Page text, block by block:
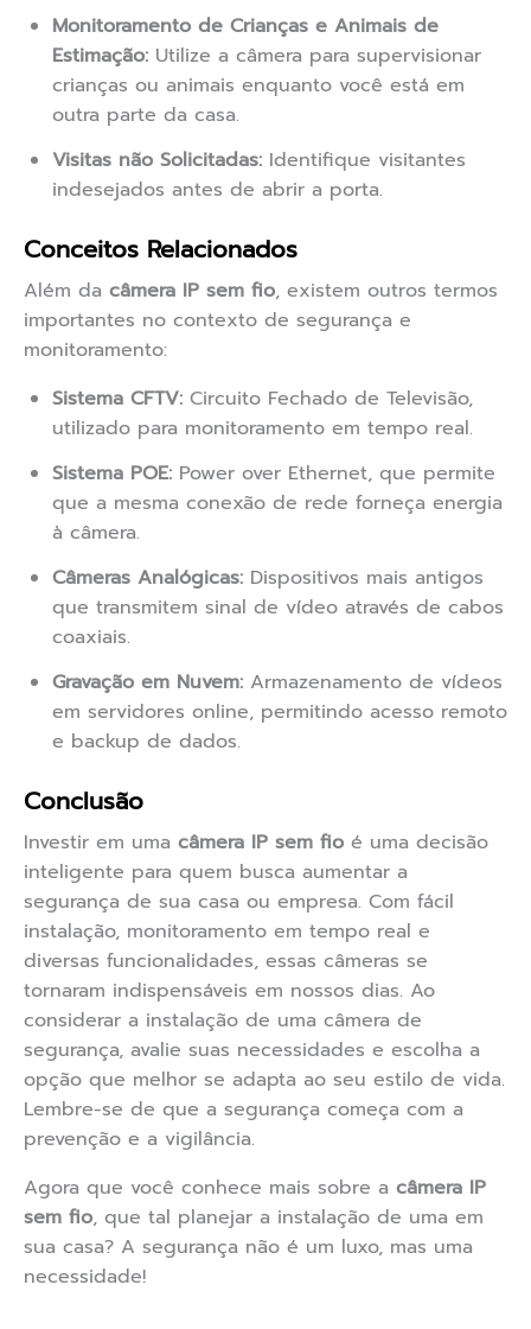
Monitoramento de Crianças e Animais de
Estimação: Utilize a câmera para supervisionar
crianças ou animais enquanto você está em
outra parte da casa.
Visitas não Solicitadas: Identifique visitantes
indesejados antes de abrir a porta.
Conceitos Relacionados
Além da câmera IP sem fio, existem outros termos
importantes no contexto de segurança e
monitoramento:
Sistema CFTV: Circuito Fechado de Televisão,
utilizado para monitoramento em tempo real.
Sistema POE: Power over Ethernet, que permite
que a mesma conexão de rede forneça energia
à câmera.
Câmeras Analógicas: Dispositivos mais antigos
que transmitem sinal de vídeo através de cabos
coaxiais.
Gravação em Nuvem: Armazenamento de vídeos
em servidores online, permitindo acesso remoto
e backup de dados.
Conclusão
Investir em uma câmera IP sem fio é uma decisão
inteligente para quem busca aumentar a
segurança de sua casa ou empresa. Com fácil
instalação, monitoramento em tempo real e
diversas funcionalidades, essas câmeras se
tornaram indispensáveis em nossos dias. Ao
considerar a instalação de uma câmera de
segurança, avalie suas necessidades e escolha a
opção que melhor se adapta ao seu estilo de vida.
Lembre-se de que a segurança começa com a
prevenção e a vigilância.
Agora que você conhece mais sobre a câmera IP
sem fio, que tal planejar a instalação de uma em
sua casa? A segurança não é um luxo, mas uma
necessidade!